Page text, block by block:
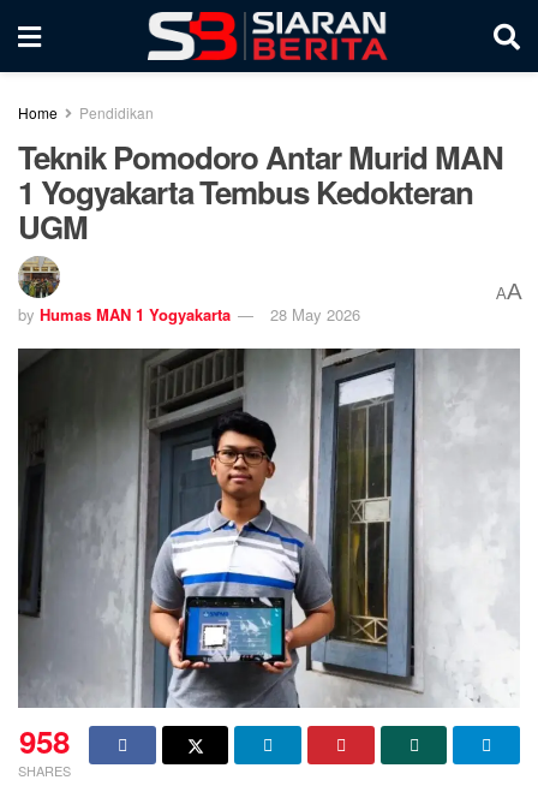
Home Pendidikan
Teknik Pomodoro Antar Murid MAN
1 Yogyakarta Tembus Kedokteran
UGM
by Humas MAN 1 Yogyakarta 28 May 2026
AA
958
SHARES